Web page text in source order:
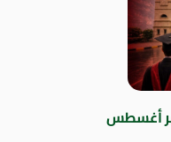
أغسطس